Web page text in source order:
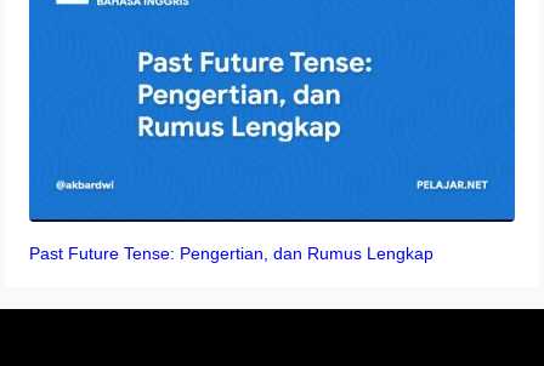
Past Future Tense: Pengertian, dan Rumus Lengkap